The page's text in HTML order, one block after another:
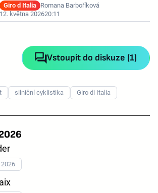
Giro d Italia Romana Barboříková
12. května 202620:11
Vstoupit do diskuze (1)
silniční cyklistika Giro di Italia